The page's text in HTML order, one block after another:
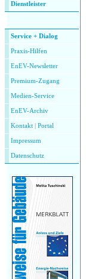
Dienstleister
Service + Dialog
Praxis-Hilfen
EnEV-Newsletter
Premium-Zugang
Medien-Service
EnEV-Archiv
Kontakt Portal
Impressum
Datenschutz